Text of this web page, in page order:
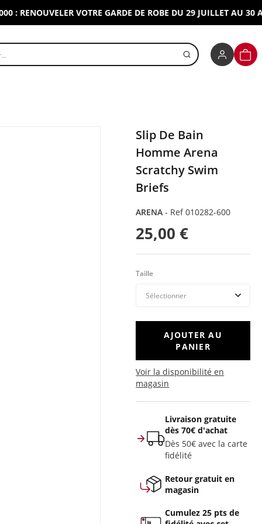
RENOUVELER VOTRE GARDE DE ROBE DU 29 JUILLET AU 30
un produit
Slip De Bain
Homme Arena
Scratchy Swim
Briefs
ARENA- Ref 010282-600
25,00 €
Taille
AJOUTER AU
PANIER
Voir la disponibilité en
magasin
Livraison gratuite
dès 70€ d'achat
Dès 50€ avec la carte
fidélité
Retour gratuit en
magasin
Cumulez 25 pts de